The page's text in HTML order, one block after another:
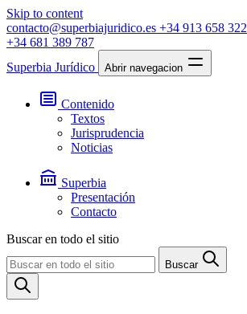
Skip to content
contacto@superbiajuridico.es +34 913 658 322
+34 681 389 787
Superbia Jurídico
Abrir navegacion
Contenido
Textos
Jurisprudencia
Noticias
Superbia
Presentación
Contacto
Buscar en todo el sitio
Buscar